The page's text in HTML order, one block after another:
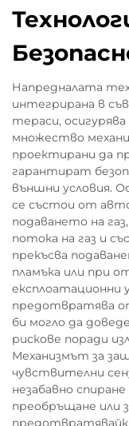
Напредналата
интегрирана в
тераси,
множество
проектирани да
гарантират
външни условия.
се състои от
подаването на
потока на газ и
прекъсва
пламъка или при
експлоатационни
предотвратява
би могло да
рискове поради
Механизмът за
чувствителни
незабавно
преобръщане или